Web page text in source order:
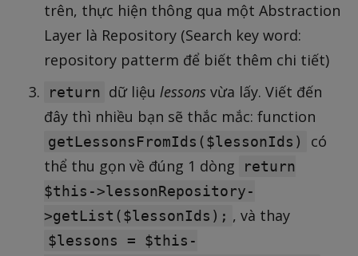
trên, thực hiện thông qua một Abstraction
Layer là Repository (Search key word:
repository patterm để biết thêm chi tiết)
return dữ liệu lessons vừa lấy. Viết đến
đây thì nhiều bạn sẽ thắc mắc: function
getLessonsFromIds($lessonIds)
có
thể thu gọn về đúng 1 dòng
return
$this->lessonRepository-
>getList($lessonIds); , và thay
$lessons = $this-